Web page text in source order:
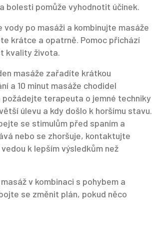
bolesti pomůže vyhodnotit účinek.
po masáži a kombinujte masáže
krátce a opatrně. Pomoc přichází
kvality života.
masáže zařadíte krátkou
a 10 minut masáže chodidel
terapeuta o jemné techniky
úlevu a kdy došlo k horšímu stavu.
se stimulům před spaním a
nebo se zhoršuje, kontaktujte
k lepším výsledkům než
v kombinaci s pohybem a
se změnit plán, pokud něco